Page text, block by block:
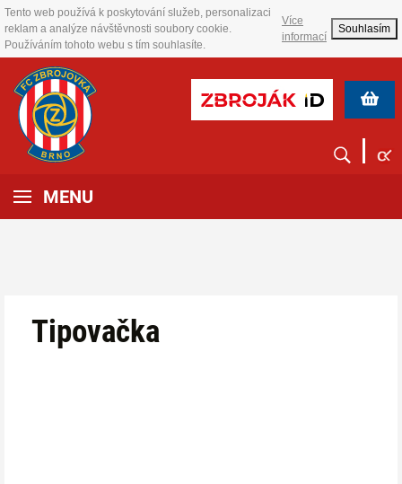
Tento web používá k poskytování služeb, personalizaci
reklam a analýze návštěvnosti soubory cookie.
Používáním tohoto webu s tím souhlasíte.
Více
informací
Souhlasím
MENU
Tipovačka